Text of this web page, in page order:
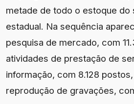
metade de todo o estoque do
estadual. Na sequência
pesquisa de mercado, com
atividades de prestação de
informação, com 8.128
reprodução de gravações,